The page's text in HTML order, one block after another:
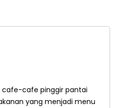
cafe-cafe pinggir pantai
yang menjadi menu